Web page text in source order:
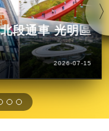
段通車 光明區
2026-07-15